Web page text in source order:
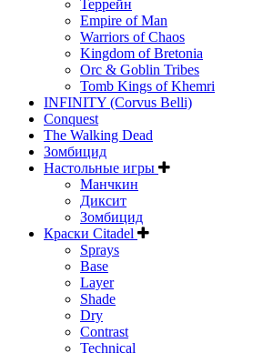
Террейн
Empire of Man
Warriors of Chaos
Kingdom of Bretonia
Orc & Goblin Tribes
Tomb Kings of Khemri
INFINITY (Corvus Belli)
Conquest
The Walking Dead
Зомбицид
Настольные игры
Манчкин
Диксит
Зомбицид
Краски Citadel
Sprays
Base
Layer
Shade
Dry
Contrast
Technical